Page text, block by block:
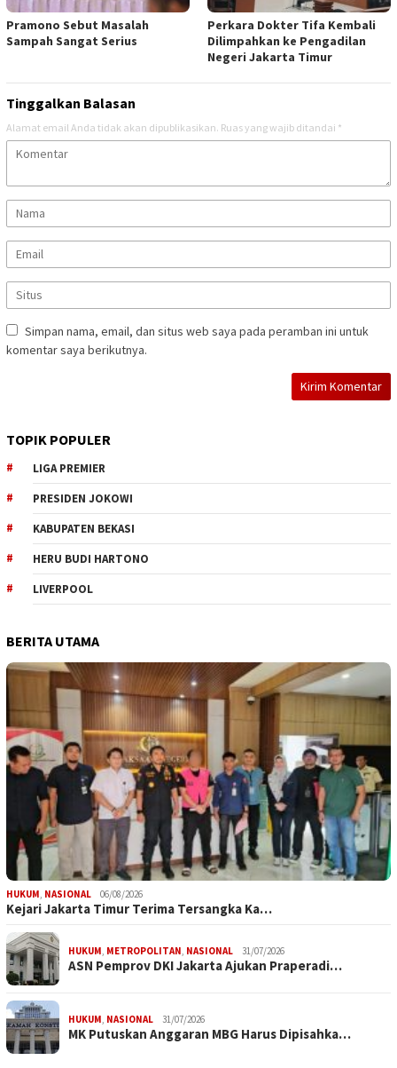
Pramono Sebut Masalah
Sampah Sangat Serius
Perkara Dokter Tifa Kembali
Dilimpahkan ke Pengadilan
Negeri Jakarta Timur
Tinggalkan Balasan
Alamat email Anda tidak akan dipublikasikan. Ruas yang wajib ditandai *
Simpan nama, email, dan situs web saya pada peramban ini untuk
komentar saya berikutnya.
TOPIK POPULER
LIGA PREMIER
PRESIDEN JOKOWI
KABUPATEN BEKASI
HERU BUDI HARTONO
LIVERPOOL
BERITA UTAMA
HUKUM, NASIONAL 06/08/2026
Kejari Jakarta Timur Terima Tersangka Ka…
HUKUM, METROPOLITAN, NASIONAL 31/07/2026
ASN Pemprov DKI Jakarta Ajukan Praperadi…
HUKUM, NASIONAL 31/07/2026
MK Putuskan Anggaran MBG Harus Dipisahka…